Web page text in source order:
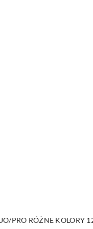
PRO RÓŻNE KOLORY